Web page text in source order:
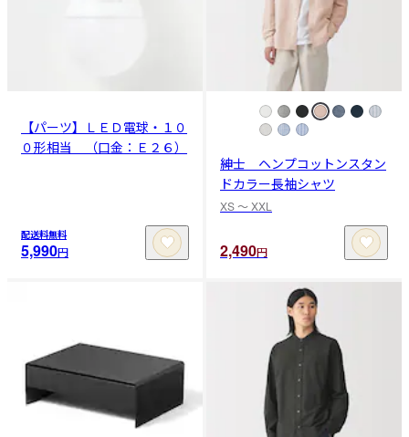
【パーツ】ＬＥＤ電球・１０
０形相当 （口金：Ｅ２６）
配送料無料
5,990円
紳士 ヘンプコットンスタン
ドカラー長袖シャツ
XS 〜 XXL
2,490円